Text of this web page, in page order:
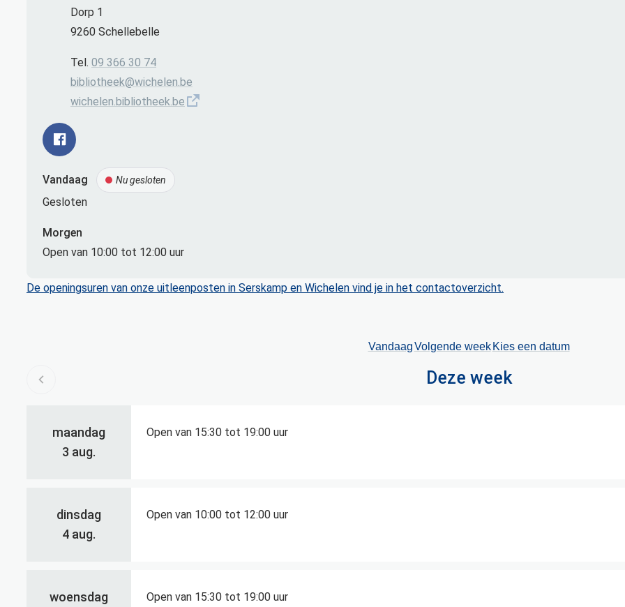
AdresDorp 1
,9260 Schellebelle
09 366 30 74
E-mailbibliotheek@wichelen.be
Websitewichelen.bibliotheek.be
Facebook Bib Schellebelle
Vandaag Nu gesloten
Gesloten
Morgen
Open van 10:00 tot 12:00 uur
De openingsuren van onze uitleenposten in Serskamp en Wichelen vind je in het contactoverzicht.
VandaagVolgende week Kies een datum
Deze week
Bekijk openingsuren van de week hiervoor
maandag
3 aug.
2026
Open van 15:30 tot 19:00 uur
dinsdag
4 aug.
2026
Open van 10:00 tot 12:00 uur
woensdag
Open van 15:30 tot 19:00 uur